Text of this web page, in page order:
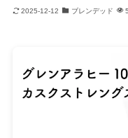
2025-12-12 ブレンデッド